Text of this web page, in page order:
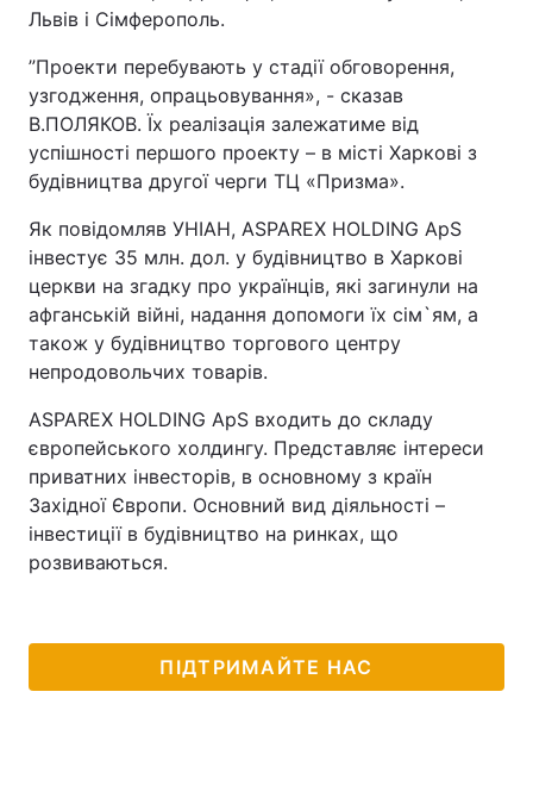
Львів і Сімферополь.
”Проекти перебувають у стадії обговорення,
узгодження, опрацьовування», - сказав
В.ПОЛЯКОВ. Їх реалізація залежатиме від
успішності першого проекту – в місті Харкові з
будівництва другої черги ТЦ «Призма».
Як повідомляв УНІАН, ASPAREX HOLDING ApS
інвестує 35 млн. дол. у будівництво в Харкові
церкви на згадку про українців, які загинули на
афганській війні, надання допомоги їх сім`ям, а
також у будівництво торгового центру
непродовольчих товарів.
ASPAREX HOLDING ApS входить до складу
європейського холдингу. Представляє інтереси
приватних інвесторів, в основному з країн
Західної Європи. Основний вид діяльності –
інвестиції в будівництво на ринках, що
розвиваються.
ПІДТРИМАЙТЕ НАС